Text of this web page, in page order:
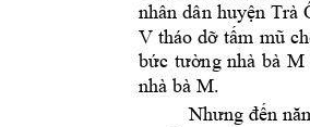
nhân dân huyện Trà
V tho dỡ tấm mũ
bức tường nhà bà M
nhà bà M.
Nhưng đến n